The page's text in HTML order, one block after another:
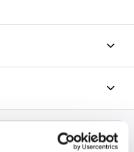
maat er niet